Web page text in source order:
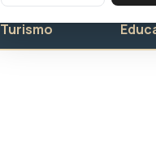
Turismo